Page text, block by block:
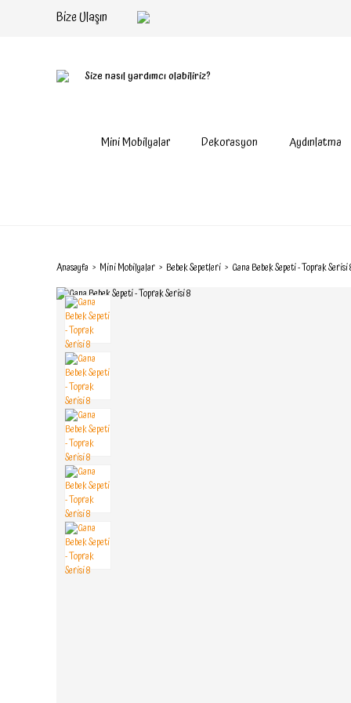
Bize Ulaşın
Size nasıl yardımcı olabiliriz?
Mini Mobilyalar Dekorasyon Aydınlatma
Anasayfa Mini Mobilyalar Bebek Sepetleri Gana Bebek Sepeti - Toprak Serisi